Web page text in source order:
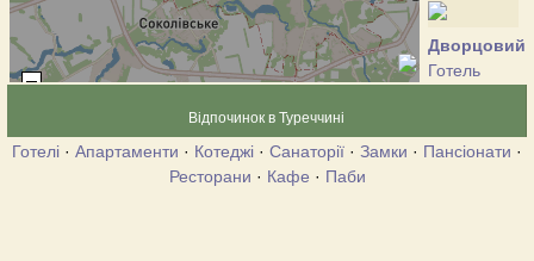
Дворцовий
Готель
Вокер
Відпочинок в Туреччині
Готелі · Апартаменти · Котеджі · Санаторії · Замки · Пансіонати ·
Ресторани · Кафе · Паби